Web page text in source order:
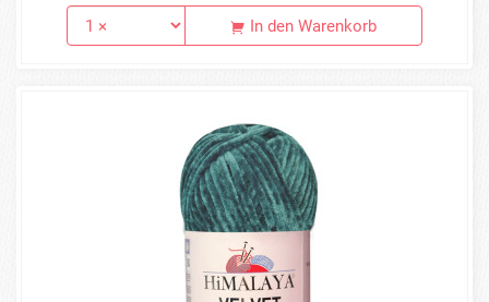
In den Warenkorb